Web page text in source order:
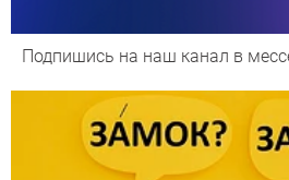
Подпишись на наш канал в